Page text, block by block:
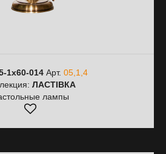
1х60-014Арт. 05,1,4
ЛАСТІВКА
лампы